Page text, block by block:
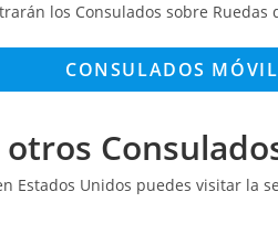
los Consulados sobre
CONSULADOS
Estados Unidos puedes visitar la